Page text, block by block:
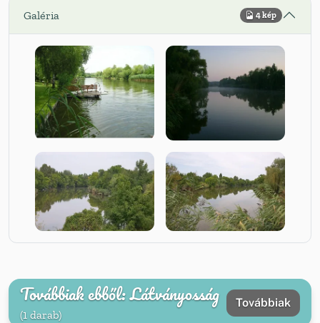
Galéria 4 kép
Továbbiak ebből: Látványosság
(1 darab)
Továbbiak